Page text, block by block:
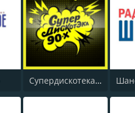
Супердискотека 90х Радио Рекорд (Radio Record 90s Superdisco)